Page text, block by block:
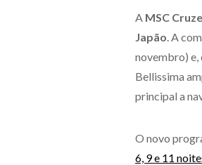
A MSC
Japão. A
novembro) e,
Bellissima
principal a
O novo
6, 9 e 11